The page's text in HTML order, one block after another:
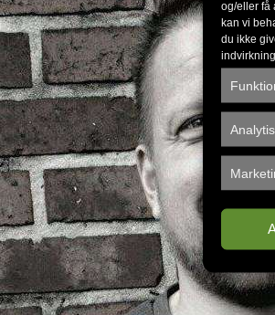
og/eller få
kan vi
du ikke